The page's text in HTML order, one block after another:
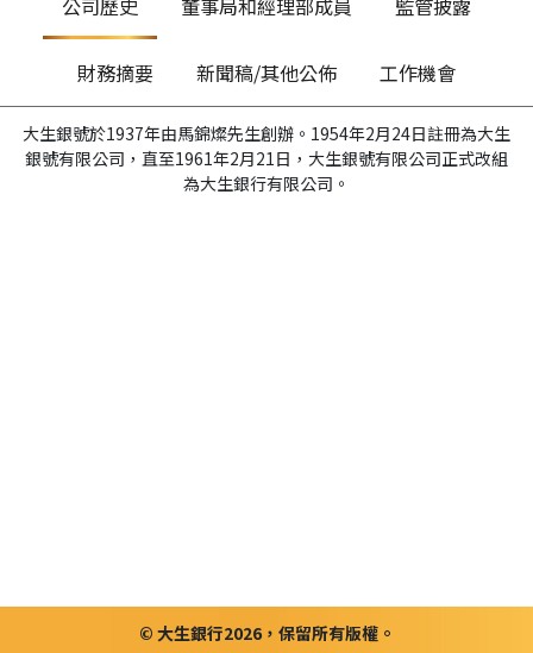
公司歷史 董事局和經理部成員 監管披露
財務摘要 新聞稿/其他公佈 工作機會
大生銀號於1937年由馬錦燦先生創辦。1954年2月24日註冊為大生
銀號有限公司，直至1961年2月21日，大生銀號有限公司正式改組
為大生銀行有限公司。
© 大生銀行2026，保留所有版權。